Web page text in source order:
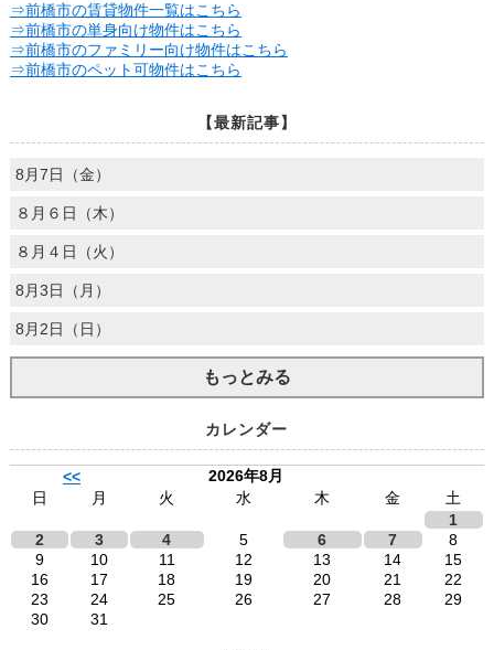
⇒前橋市の賃貸物件一覧はこちら
⇒前橋市の単身向け物件はこちら
⇒前橋市のファミリー向け物件はこちら
⇒前橋市のペット可物件はこちら
【最新記事】
8月7日（金）
８月６日（木）
８月４日（火）
8月3日（月）
8月2日（日）
もっとみる
カレンダー
<<
2026年8月
日
月 火 水 木 金
土
1
2
3 4 5 6 7
8
9
10 11 12 13 14
15
16
17 18 19 20 21
22
23
24 25 26 27 28
29
30
31